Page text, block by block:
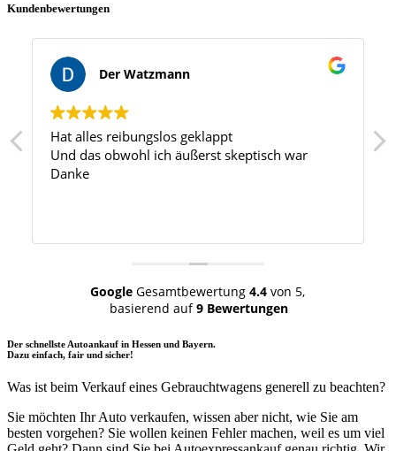
Kundenbewertungen
Der Watzmann
Hat alles reibungslos geklappt
Und das obwohl ich äußerst skeptisch war
Danke
GoogleGesamtbewertung 4.4von 5,
basierend auf9 Bewertungen
Der schnellste Autoankauf in Hessen und Bayern.
Dazu einfach, fair und sicher!
Was ist beim Verkauf eines Gebrauchtwagens generell zu beachten?
Sie möchten Ihr Auto verkaufen, wissen aber nicht, wie Sie am
besten vorgehen? Sie wollen keinen Fehler machen, weil es um viel